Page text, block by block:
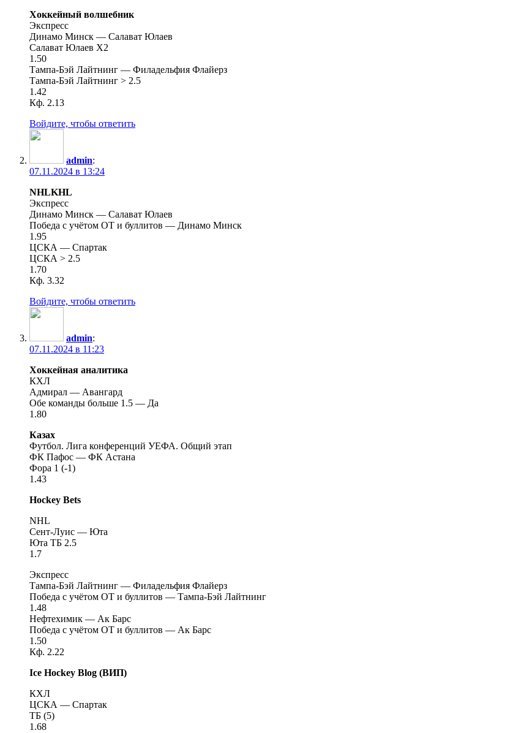
Хоккейный волшебник
Экспресс
Динамо Минск — Салават Юлаев
Салават Юлаев X2
1.50
Тампа-Бэй Лайтнинг — Филадельфия Флайерз
Тампа-Бэй Лайтнинг > 2.5
1.42
Кф. 2.13
Войдите, чтобы ответить
admin:
07.11.2024 в 13:24
NHLKHL
Экспресс
Динамо Минск — Салават Юлаев
Победа с учётом ОТ и буллитов — Динамо Минск
1.95
ЦСКА — Спартак
ЦСКА > 2.5
1.70
Кф. 3.32
Войдите, чтобы ответить
admin:
07.11.2024 в 11:23
Хоккейная аналитика
КХЛ
Адмирал — Авангард
Обе команды больше 1.5 — Да
1.80
Казах
Футбол. Лига конференций УЕФА. Общий этап
ФК Пафос — ФК Астана
Фора 1 (-1)
1.43
Hockey Bets
NHL
Сент-Луис — Юта
Юта ТБ 2.5
1.7
Экспресс
Тампа-Бэй Лайтнинг — Филадельфия Флайерз
Победа с учётом ОТ и буллитов — Тампа-Бэй Лайтнинг
1.48
Нефтехимик — Ак Барс
Победа с учётом ОТ и буллитов — Ак Барс
1.50
Кф. 2.22
Ice Hockey Blog (ВИП)
КХЛ
ЦСКА — Спартак
ТБ (5)
1.68